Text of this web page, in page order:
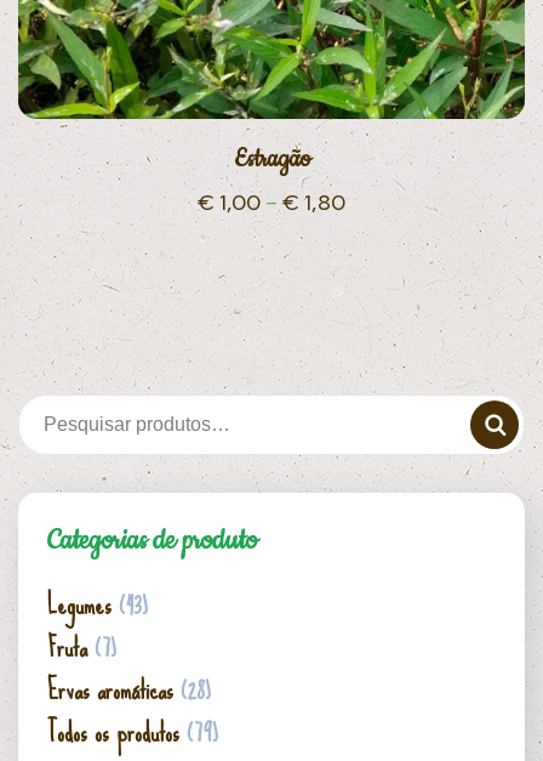
Estragão
€ 1,00–€1,80
Categorias de produto
Legumes(43)
Fruta(7)
Ervas aromáticas(28)
Todos os produtos(79)